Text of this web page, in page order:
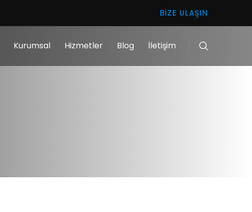
BIZE ULAŞIN
Kurumsal Hizmetler Blog İletişim